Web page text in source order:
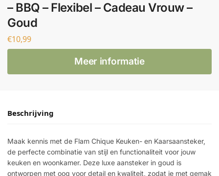
– BBQ – Flexibel – Cadeau Vrouw –
Goud
€10,99
Meer informatie
Beschrijving
Maak kennis met de Flam Chique Keuken- en Kaarsaansteker,
de perfecte combinatie van stijl en functionaliteit voor jouw
keuken en woonkamer. Deze luxe aansteker in goud is
ontworpen met oog voor detail en kwaliteit, zodat je met gemak